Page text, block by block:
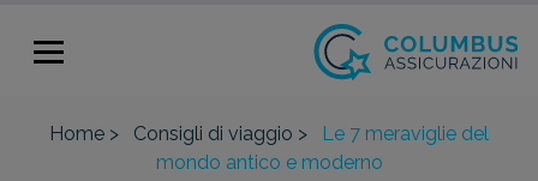
Home > Consigli di viaggio >
Le 7 meraviglie del
mondo antico e moderno